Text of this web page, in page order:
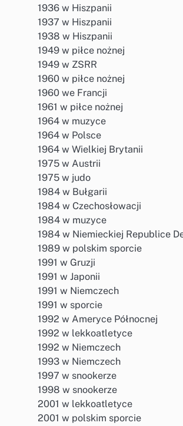
1936 w Hiszpanii
1937 w Hiszpanii
1938 w Hiszpanii
1949 w piłce nożnej
1949 w ZSRR
1960 w piłce nożnej
1960 we Francji
1961 w piłce nożnej
1964 w muzyce
1964 w Polsce
1964 w Wielkiej Brytanii
1975 w Austrii
1975 w judo
1984 w Bułgarii
1984 w Czechosłowacji
1984 w muzyce
1984 w Niemieckiej Republice
1989 w polskim sporcie
1991 w Gruzji
1991 w Japonii
1991 w Niemczech
1991 w sporcie
1992 w Ameryce Północnej
1992 w lekkoatletyce
1992 w Niemczech
1993 w Niemczech
1997 w snookerze
1998 w snookerze
2001 w lekkoatletyce
2001 w polskim sporcie